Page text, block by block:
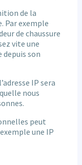
de la
Par exemple
de chaussure
vite une
depuis son
IP sera
nous
peut
une IP